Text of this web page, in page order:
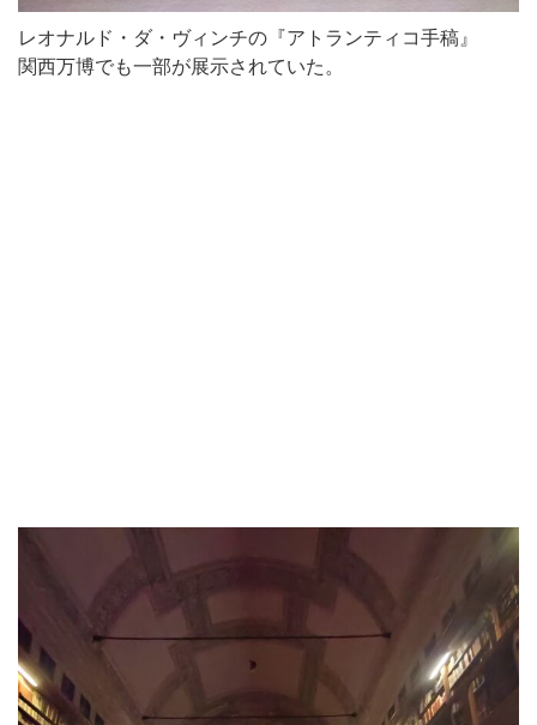
レオナルド・ダ・ヴィンチの『アトランティコ手稿』
関西万博でも一部が展示されていた。